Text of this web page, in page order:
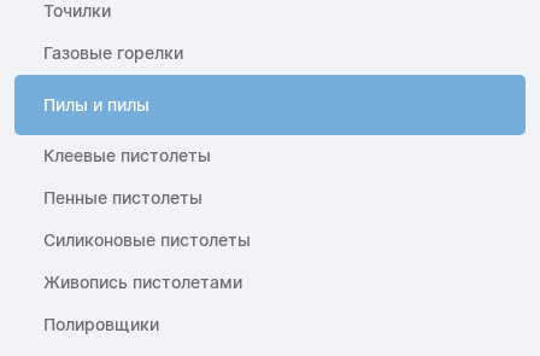
Точилки
Газовые горелки
Пилы и пилы
Клеевые пистолеты
Пенные пистолеты
Силиконовые пистолеты
Живопись пистолетами
Полировщики